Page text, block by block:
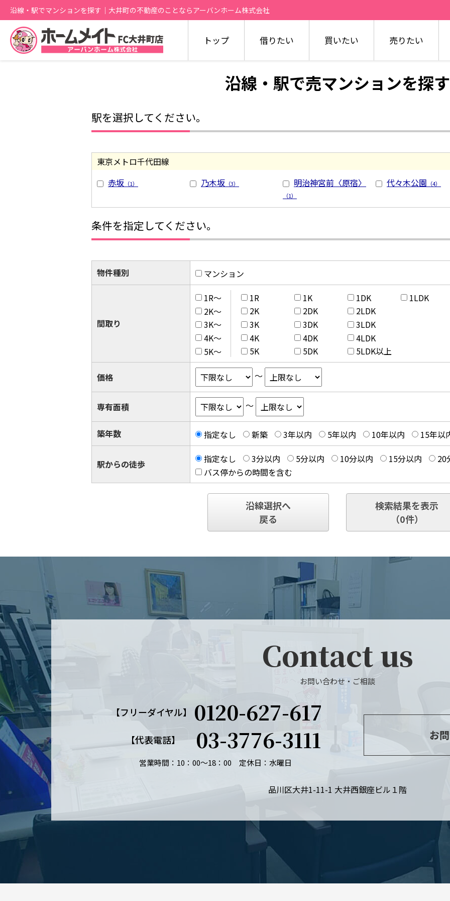
沿線・駅でマンションを探す｜大井町の不動産のことならアーバンホーム株式会社
トップ 借りたい 買いたい 売りたい
沿線・駅で売マンションを探す
駅を選択してください。
東京メトロ千代田線
赤坂 （1） 乃木坂 （3） 明治神宮前〈原宿〉
（1）
代々木公園 （4）
条件を指定してください。
物件種別 マンション
間取り
1R～
2K～
3K～
4K～
5K～
1R 1K 1DK
1LDK
2K
2DK
2LDK
3K
3DK
3LDK
4K
4DK
4LDK
5K
5DK 5LDK以上
価格 ～
専有面積 ～
築年数 指定なし 新築 3年以内 5年以内 10年以内 15年以
駅からの徒歩 指定なし 3分以内 5分以内 10分以内 15分以内
20
バス停からの時間を含む
沿線選択へ
戻る
検索結果を表示
（0件）
Contact us
お問い合わせ・ご相談
【フリーダイヤル】 0120-627-617
【代表電話】 03-3776-3111
営業時間：10：00～18：00 定休日：水曜日
お
品川区大井1-11-1 大井西銀座ビル１階